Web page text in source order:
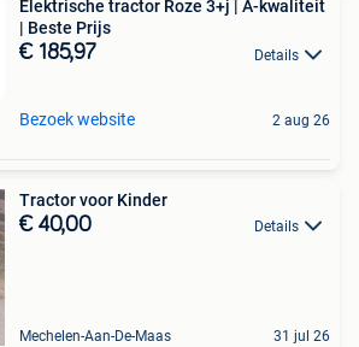
Elektrische tractor Roze 3+j | A-kwaliteit
| Beste Prijs
€ 185,97 Details
Bezoek website 2 aug 26
Tractor voor Kinder
€ 40,00 Details
Mechelen-Aan-De-Maas 31 jul 26